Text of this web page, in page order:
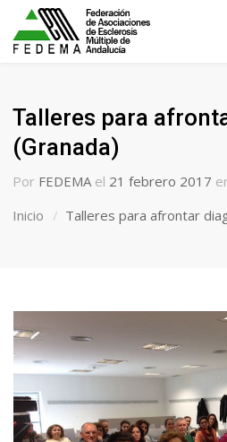
Talleres para
(Granada)
Por FEDEMA el 21 febrero 2017
Inicio
Talleres para afrontar